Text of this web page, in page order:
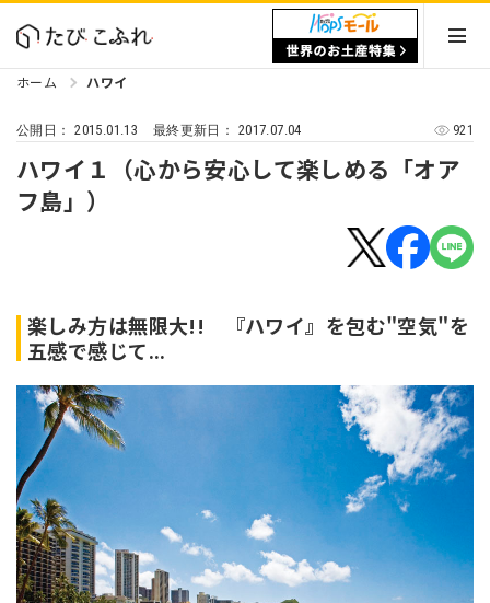
ホーム ハワイ
公開日：2015.01.13 最終更新日： 2017.07.04 921
ハワイ１（心から安心して楽しめる「オア
フ島」）
楽しみ方は無限大!! 『ハワイ』を包む"空気"を
五感で感じて...